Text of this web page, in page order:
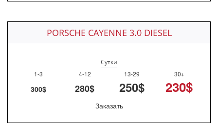
PORSCHE CAYENNE 3.0 DIESEL
Сутки
1-3
4-12 13-29 30+
300$ 280$ 250$ 230$
Заказать